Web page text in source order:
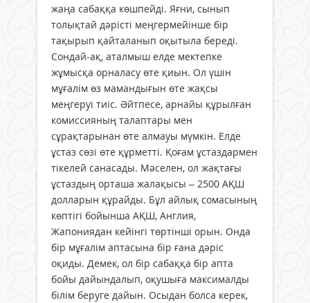
жаңа сабаққа көшпейді. Яғни, сынып
толықтай дәрісті меңгермейінше бір
тақырып қайталанып оқытыла береді.
Сондай-ақ, аталмыш елде мектепке
жұмысқа орналасу өте қиын. Ол үшін
мұғалім өз мамандығын өте жақсы
меңгеруі тиіс. Әйтпесе, арнайы құрылған
комиссияның талаптары мен
сұрақтарынан өте алмауы мүмкін. Елде
ұстаз сөзі өте құрметті. Қоғам ұстаздармен
тікелей санасады. Мәселен, ол жақтағы
ұстаздың орташа жалақысы – 2500 АҚШ
долларын құрайды. Бұл айлық сомасының
көптігі бойынша АҚШ, Англия,
Жапониядан кейінгі төртінші орын. Онда
бір мұғалім аптасына бір ғана дәріс
оқиды. Демек, ол бір сабаққа бір апта
бойы дайындалып, оқушыға максималды
білім беруге дайын. Осыдан болса керек,